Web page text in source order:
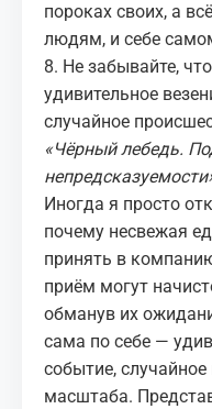
пороках своих, а
людям, и себе
8. Не забывайте,
удивительное
случайное
«Чёрный лебедь.
непредсказуемости
Иногда я просто
почему несвежая
принять в
приём могут
обманув их
сама по себе —
событие, случайное
масштаба.